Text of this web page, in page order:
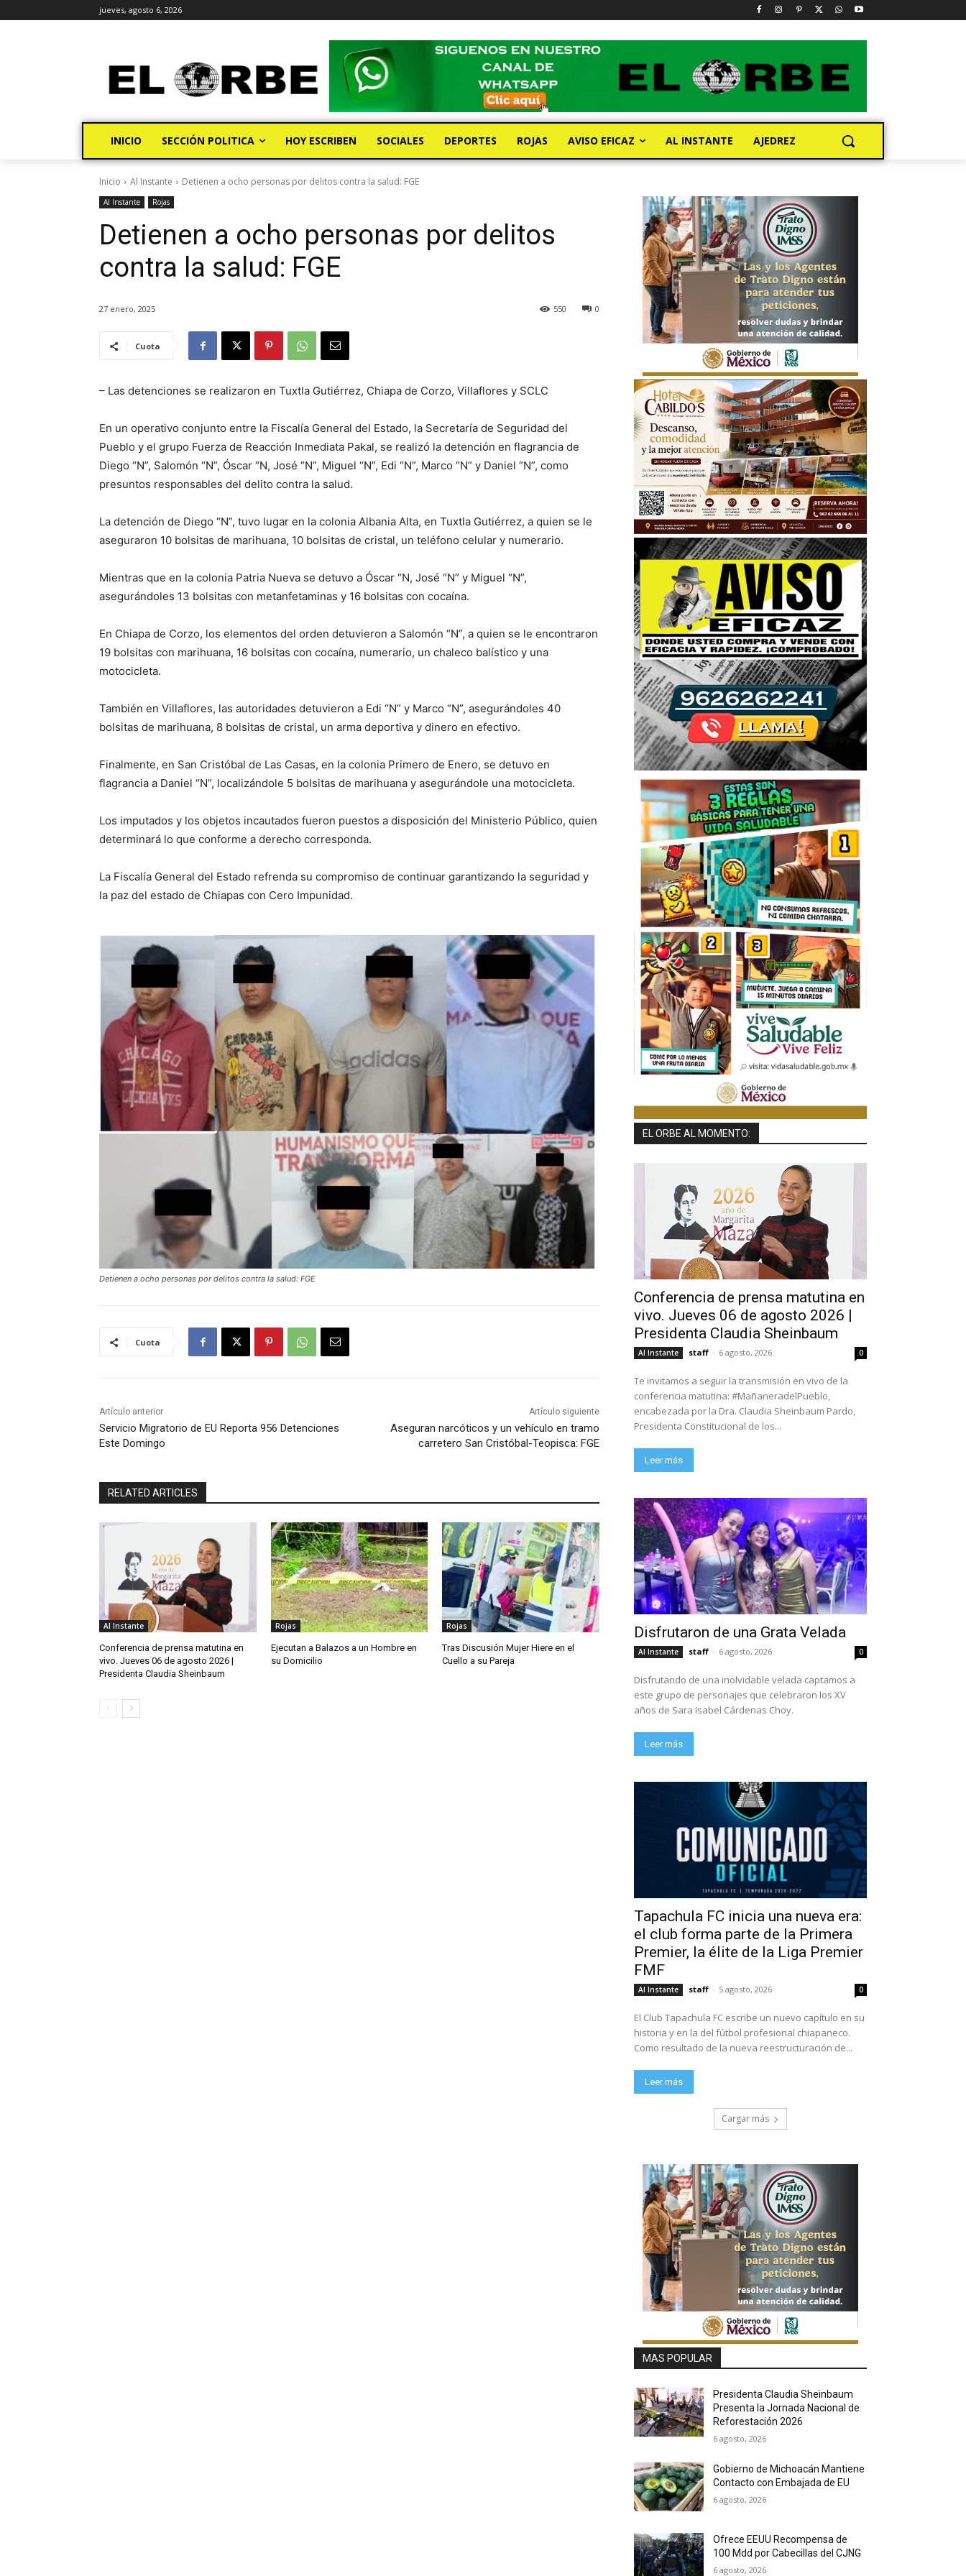
jueves, agosto 6, 2026
INICIO SECCIÓN POLITICA HOY ESCRIBEN SOCIALES DEPORTES ROJAS AVISO EFICAZ AL INSTANTE AJEDREZ
Inicio Al Instante Detienen a ocho personas por delitos contra la salud: FGE
Al Instante Rojas
Detienen a ocho personas por delitos
contra la salud: FGE
27 enero, 2025 0
550
Cuota
– Las detenciones se realizaron en Tuxtla Gutiérrez, Chiapa de Corzo, Villaflores y SCLC
En un operativo conjunto entre la Fiscalía General del Estado, la Secretaría de Seguridad del
Pueblo y el grupo Fuerza de Reacción Inmediata Pakal, se realizó la detención en flagrancia de
Diego “N”, Salomón “N”, Óscar “N, José “N”, Miguel “N”, Edi “N”, Marco “N” y Daniel “N”, como
presuntos responsables del delito contra la salud.
La detención de Diego “N”, tuvo lugar en la colonia Albania Alta, en Tuxtla Gutiérrez, a quien se le
aseguraron 10 bolsitas de marihuana, 10 bolsitas de cristal, un teléfono celular y numerario.
Mientras que en la colonia Patria Nueva se detuvo a Óscar “N, José “N” y Miguel “N”,
asegurándoles 13 bolsitas con metanfetaminas y 16 bolsitas con cocaína.
En Chiapa de Corzo, los elementos del orden detuvieron a Salomón “N”, a quien se le encontraron
19 bolsitas con marihuana, 16 bolsitas con cocaína, numerario, un chaleco balístico y una
motocicleta.
También en Villaflores, las autoridades detuvieron a Edi “N” y Marco “N”, asegurándoles 40
bolsitas de marihuana, 8 bolsitas de cristal, un arma deportiva y dinero en efectivo.
Finalmente, en San Cristóbal de Las Casas, en la colonia Primero de Enero, se detuvo en
flagrancia a Daniel “N”, localizándole 5 bolsitas de marihuana y asegurándole una motocicleta.
Los imputados y los objetos incautados fueron puestos a disposición del Ministerio Público, quien
determinará lo que conforme a derecho corresponda.
La Fiscalía General del Estado refrenda su compromiso de continuar garantizando la seguridad y
la paz del estado de Chiapas con Cero Impunidad.
Detienen a ocho personas por delitos contra la salud: FGE
Cuota
Artículo anterior
Servicio Migratorio de EU Reporta 956 Detenciones
Este Domingo
Artículo siguiente
Aseguran narcóticos y un vehículo en tramo
carretero San Cristóbal-Teopisca: FGE
RELATED ARTICLES
Al Instante
Conferencia de prensa matutina en
vivo. Jueves 06 de agosto 2026 |
Presidenta Claudia Sheinbaum
Rojas
Ejecutan a Balazos a un Hombre en
su Domicilio
Rojas
Tras Discusión Mujer Hiere en el
Cuello a su Pareja
EL ORBE AL MOMENTO:
Conferencia de prensa matutina en
vivo. Jueves 06 de agosto 2026 |
Presidenta Claudia Sheinbaum
Al Instante staff - 6 agosto, 2026 0
Te invitamos a seguir la transmisión en vivo de la
conferencia matutina: #MañaneradelPueblo,
encabezada por la Dra. Claudia Sheinbaum Pardo,
Presidenta Constitucional de los...
Leer más
Disfrutaron de una Grata Velada
Al Instante staff - 6 agosto, 2026 0
Disfrutando de una inolvidable velada captamos a
este grupo de personajes que celebraron los XV
años de Sara Isabel Cárdenas Choy.
Leer más
Tapachula FC inicia una nueva era:
el club forma parte de la Primera
Premier, la élite de la Liga Premier
FMF
Al Instante staff - 5 agosto, 2026 0
El Club Tapachula FC escribe un nuevo capítulo en su
historia y en la del fútbol profesional chiapaneco.
Como resultado de la nueva reestructuración de...
Leer más
Cargar más
MAS POPULAR
Presidenta Claudia Sheinbaum
Presenta la Jornada Nacional de
Reforestación 2026
6 agosto, 2026
Gobierno de Michoacán Mantiene
Contacto con Embajada de EU
6 agosto, 2026
Ofrece EEUU Recompensa de
100 Mdd por Cabecillas del CJNG
6 agosto, 2026